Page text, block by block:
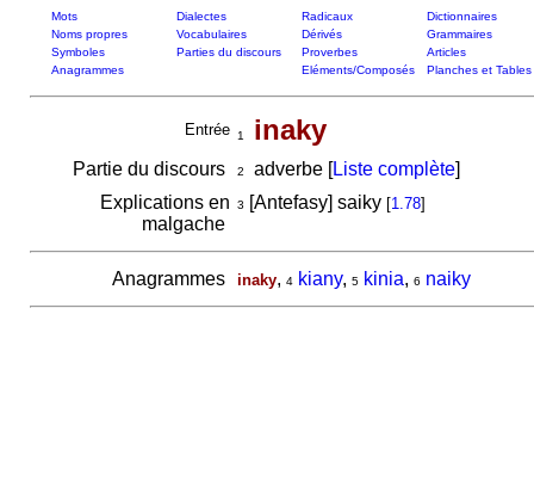
Mots Dialectes Radicaux
Dictionnaires
Noms propres
Vocabulaires Dérivés
Grammaires
Symboles
Parties du discours Proverbes
Articles
Anagrammes
Eléments/Composés Planches et Tables
Entrée 1 inaky
Partie du discours 2 adverbe [Liste complète]
Explications en
malgache
3 [Antefasy] saiky [1.78]
Anagrammes inaky, 4 kiany, 5 kinia, 6 naiky